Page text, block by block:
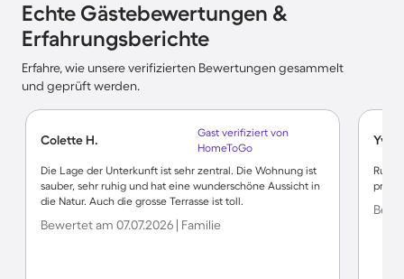
Echte Gästebewertungen &
Erfahrungsberichte
Erfahre, wie unsere verifizierten Bewertungen gesammelt
und geprüft werden.
Colette H.
Gast verifiziert von
HomeToGo
Die Lage der Unterkunft ist sehr zentral. Die Wohnung ist
sauber, sehr ruhig und hat eine wunderschöne Aussicht in
die Natur. Auch die grosse Terrasse ist toll.
Bewertet am 07.07.2026 | Familie